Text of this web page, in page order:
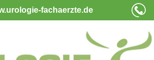
fachaerzte.de